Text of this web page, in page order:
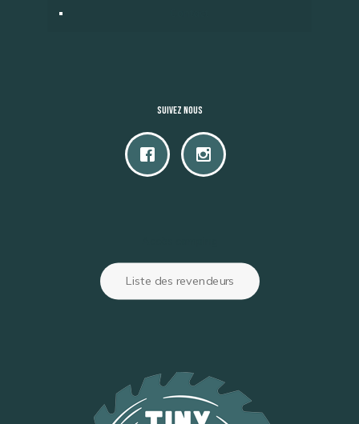
Suivez nous
Liste des revendeurs